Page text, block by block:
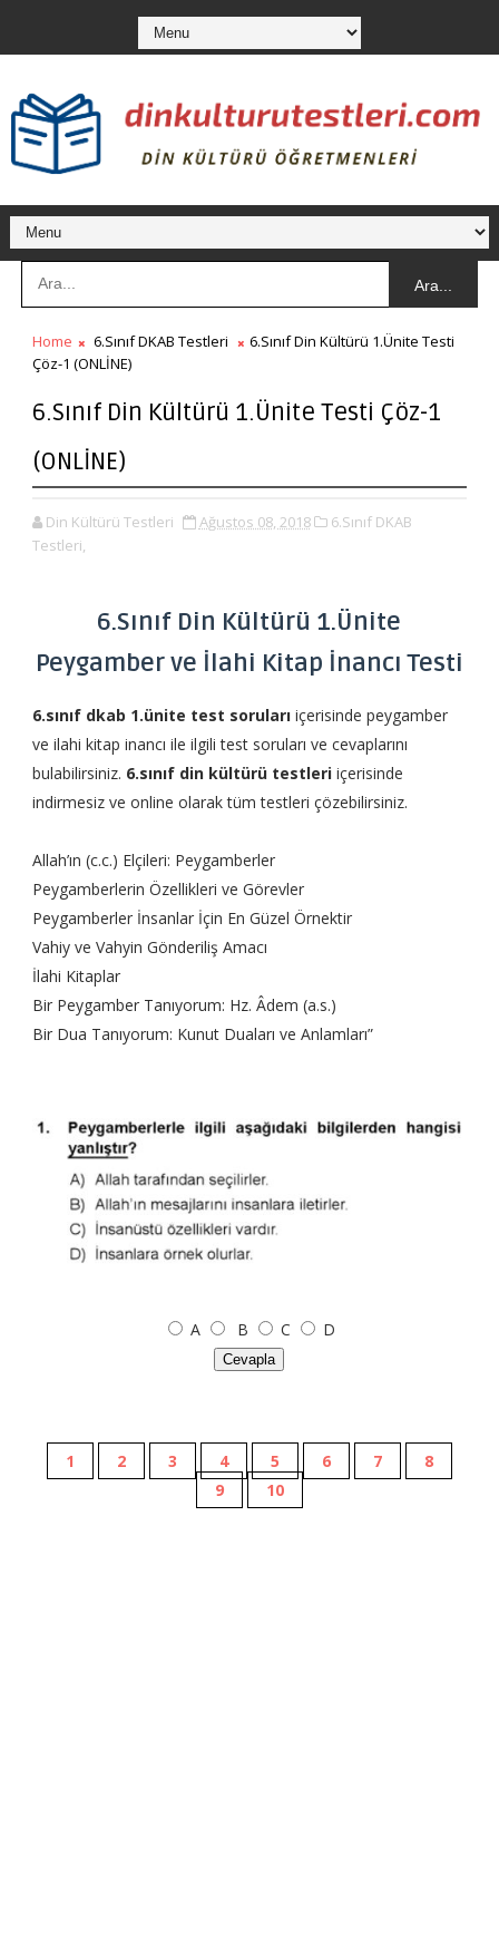
Ara...
Home 6.Sınıf DKAB Testleri
6.Sınıf Din Kültürü 1.Ünite Testi
Çöz-1 (ONLİNE)
6.Sınıf Din Kültürü 1.Ünite Testi Çöz-1
(ONLİNE)
Din Kültürü Testleri Ağustos 08, 2018
6.Sınıf DKAB
Testleri,
6.Sınıf Din Kültürü 1.Ünite
Peygamber ve İlahi Kitap İnancı Testi
6.sınıf dkab 1.ünite test sorularıiçerisinde peygamber
ve ilahi kitap inancı ile ilgili test soruları ve cevaplarını
bulabilirsiniz. 6.sınıf din kültürü testleriiçerisinde
indirmesiz ve online olarak tüm testleri çözebilirsiniz.
Allah’ın (c.c.) Elçileri: Peygamberler
Peygamberlerin Özellikleri ve Görevler
Peygamberler İnsanlar İçin En Güzel Örnektir
Vahiy ve Vahyin Gönderiliş Amacı
İlahi Kitaplar
Bir Peygamber Tanıyorum: Hz. Âdem (a.s.)
Bir Dua Tanıyorum: Kunut Duaları ve Anlamları”
A B C D
Cevapla
1 2 3 4 5 6 7
8
9
10